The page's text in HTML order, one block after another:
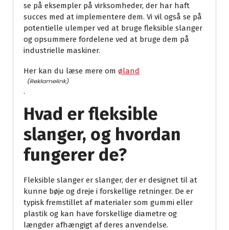
se på eksempler på virksomheder, der har haft
succes med at implementere dem. Vi vil også se på
potentielle ulemper ved at bruge fleksible slanger
og opsummere fordelene ved at bruge dem på
industrielle maskiner.
Her kan du læse mere om øland
.
Hvad er fleksible
slanger, og hvordan
fungerer de?
Fleksible slanger er slanger, der er designet til at
kunne bøje og dreje i forskellige retninger. De er
typisk fremstillet af materialer som gummi eller
plastik og kan have forskellige diametre og
længder afhængigt af deres anvendelse.